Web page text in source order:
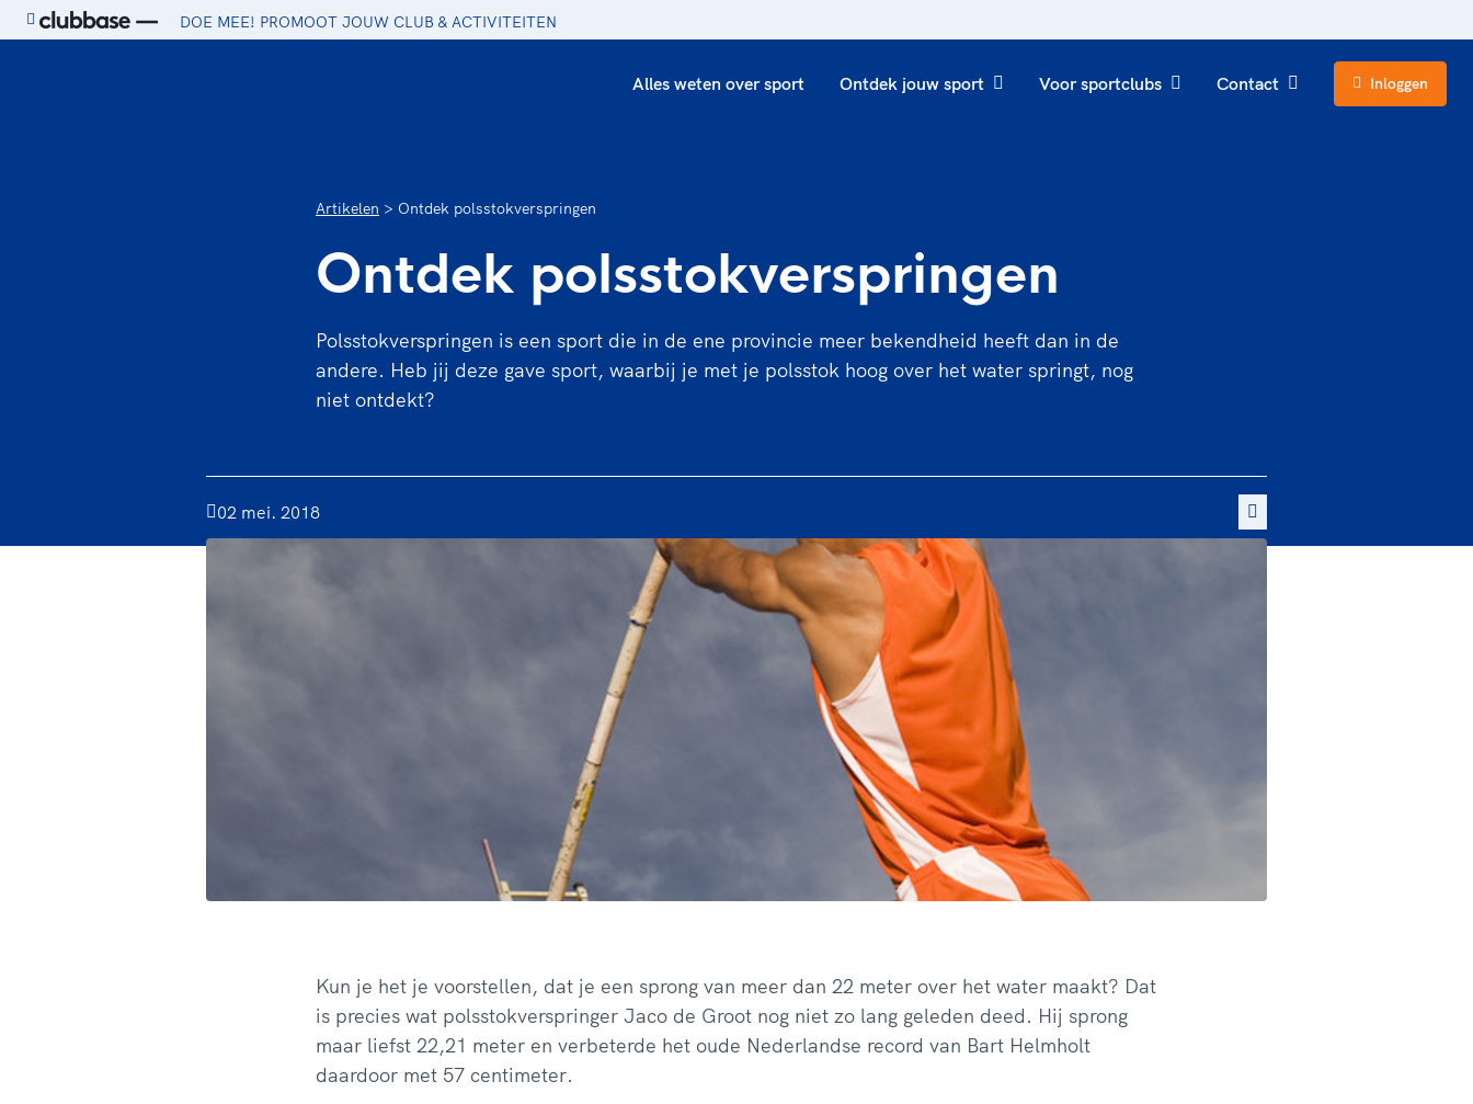
DOE MEE! PROMOOT JOUW CLUB & ACTIVITEITEN
Alles weten over sport Ontdek jouw sport Voor sportclubs Contact Inloggen
Artikelen Ontdek polsstokverspringen
Ontdek polsstokverspringen
Polsstokverspringen is een sport die in de ene provincie meer bekendheid heeft dan in de
andere. Heb jij deze gave sport, waarbij je met je polsstok hoog over het water springt, nog
niet ontdekt?
02 mei. 2018
Kun je het je voorstellen, dat je een sprong van meer dan 22 meter over het water maakt? Dat
is precies wat polsstokverspringer Jaco de Groot nog niet zo lang geleden deed. Hij sprong
maar liefst 22,21 meter en verbeterde het oude Nederlandse record van Bart Helmholt
daardoor met 57 centimeter.